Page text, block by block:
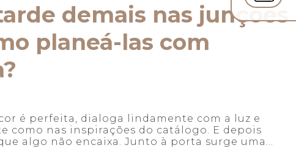
demais nas junções
planeá-las com
é perfeita, dialoga lindamente com a luz e
como nas inspirações do catálogo. E depois
algo não encaixa. Junto à porta surge uma...